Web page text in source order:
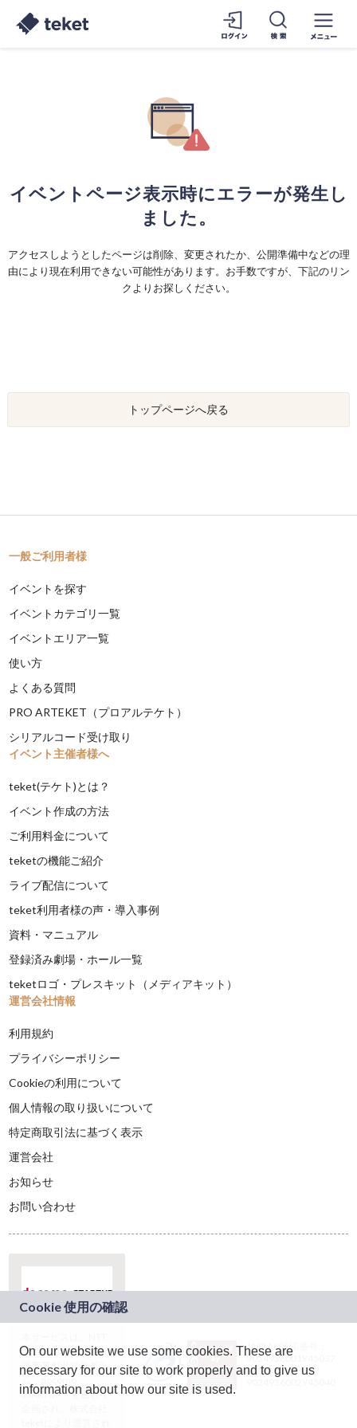
イベントページ表示時にエラーが発生し
ました。
アクセスしようとしたページは削除、変更されたか、公開準備中などの理
由により現在利用できない可能性があります。お手数ですが、下記のリン
クよりお探しください。
トップページへ戻る
一般ご利用者様
イベントを探す
イベントカテゴリ一覧
イベントエリア一覧
使い方
よくある質問
PRO ARTEKET（プロアルテケト）
シリアルコード受け取り
イベント主催者様へ
teket(テケト)とは？
イベント作成の方法
ご利用料金について
teketの機能ご紹介
ライブ配信について
teket利用者様の声・導入事例
資料・マニュアル
登録済み劇場・ホール一覧
teketロゴ・プレスキット（メディアキット）
運営会社情報
利用規約
プライバシーポリシー
Cookieの利用について
個人情報の取り扱いについて
特定商取引法に基づく表示
運営会社
お知らせ
お問い合わせ
ドコモグループの新
規事業創出プログラ
ム「docomo
STARTUP」を通じて
JASRAC許諾番号：
9024936001Y45037
JASRAC許諾番号：
On our website we use some cookies. These are
necessary for our site to work properly and to give us
information about how our site is used.